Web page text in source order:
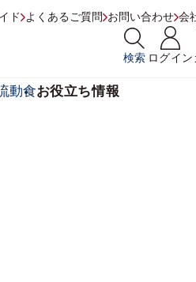
ド よくあるご質問 お問い合わせ 会
検索 ログイン
動食お役立ち情報